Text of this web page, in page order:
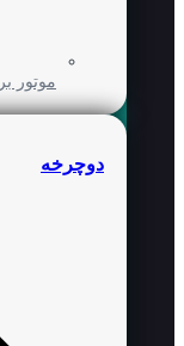
موتور
دوچرخه